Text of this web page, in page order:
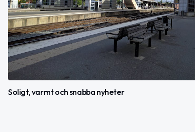
Soligt, varmt och snabba nyheter